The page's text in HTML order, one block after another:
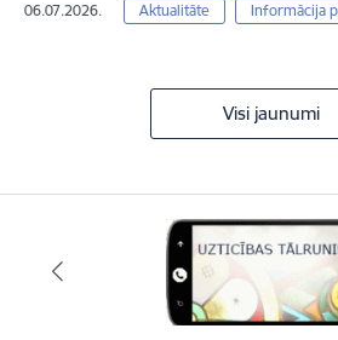
06.07.2026. Aktualitāte Informācija
Visi jaunumi